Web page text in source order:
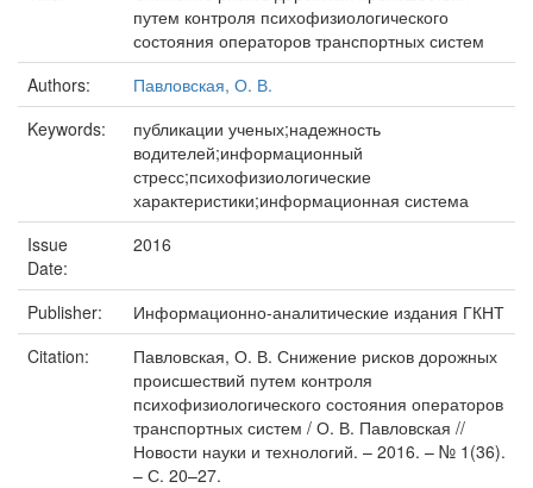
путем контроля психофизиологического
состояния операторов транспортных систем
Authors:
Павловская, О. В.
Keywords:
публикации ученых;надежность
водителей;информационный
стресс;психофизиологические
характеристики;информационная система
Issue
Date:
2016
Publisher:
Информационно-аналитические издания ГКНТ
Citation:
Павловская, О. В. Снижение рисков дорожных
происшествий путем контроля
психофизиологического состояния операторов
транспортных систем / О. В. Павловская //
Новости науки и технологий. – 2016. – № 1(36).
– С. 20–27.